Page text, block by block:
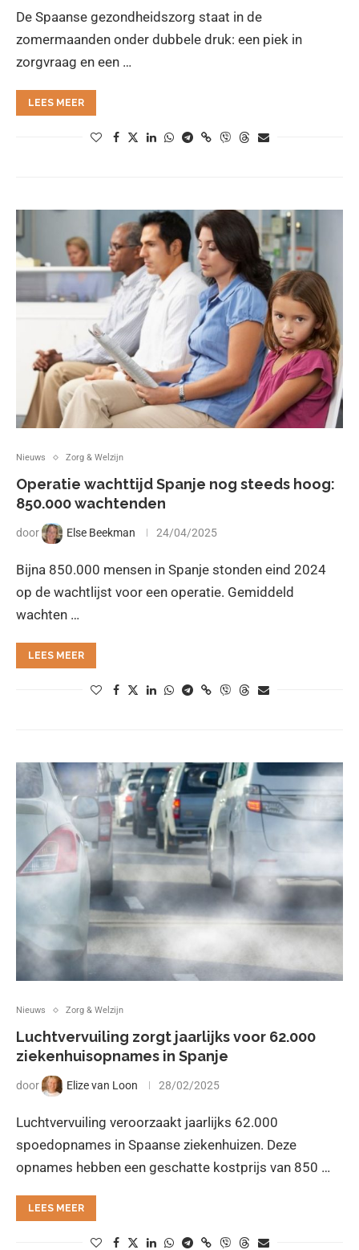
De Spaanse gezondheidszorg staat in de
zomermaanden onder dubbele druk: een piek in
zorgvraag en een …
LEES MEER
Nieuws Zorg & Welzijn
Operatie wachttijd Spanje nog steeds hoog:
850.000 wachtenden
door Else Beekman 24/04/2025
Bijna 850.000 mensen in Spanje stonden eind 2024
op de wachtlijst voor een operatie. Gemiddeld
wachten …
LEES MEER
Nieuws Zorg & Welzijn
Luchtvervuiling zorgt jaarlijks voor 62.000
ziekenhuisopnames in Spanje
door Elize van Loon 28/02/2025
Luchtvervuiling veroorzaakt jaarlijks 62.000
spoedopnames in Spaanse ziekenhuizen. Deze
opnames hebben een geschatte kostprijs van 850 …
LEES MEER